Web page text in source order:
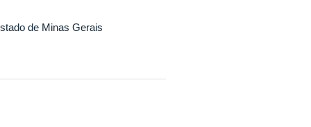
de Minas Gerais